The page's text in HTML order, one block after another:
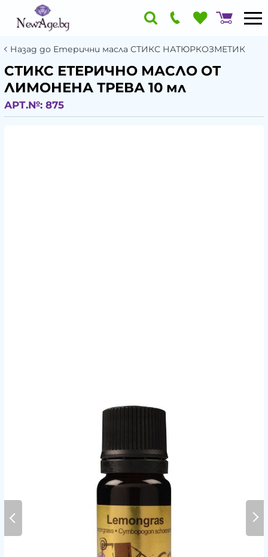
Назад до Етерични масла СТИКС НАТЮРКОЗМЕТИК
СТИКС ЕТЕРИЧНО МАСЛО ОТ
ЛИМОНЕНА ТРЕВА 10 мл
АРТ.№: 875